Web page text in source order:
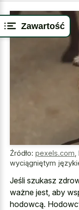
Zawartość
Źródło: pexels.com
wyciągniętym
Jeśli szukasz
ważne jest, aby
hodowcą.